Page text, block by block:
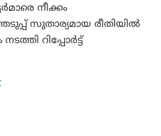
നീക്കം
സുതാര്യമായ രീതിയിൽ
റിപ്പോർട്ട്